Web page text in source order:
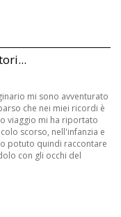
mi sono avventurato
che nei miei ricordi è
viaggio mi ha riportato
scorso, nell'infanzia e
potuto quindi raccontare
con gli occhi del